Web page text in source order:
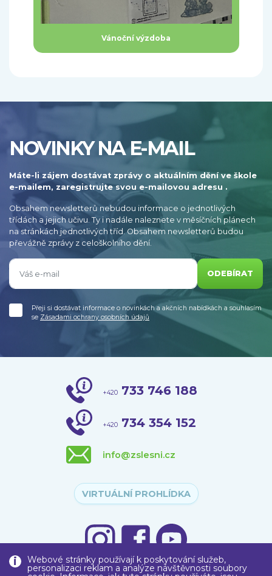
Webové stránky používají k poskytování služeb,
personalizaci reklam a analýze návštěvnosti soubory
Vánoční výzdoba
NOVINKY NA E-MAIL
Máte-li zájem dostávat zprávy o aktuálním dění ve škole
e-mailem, zaregistrujte svou e-mailovou adresu .
Obsahem newsletterů nebudou informace o jednotlivých
třídách a jejich učivu. Ty i nadále naleznete v měsíčních plánech
na stránkách jednotlivých tříd. Obsahem newsletterů budou
převážně zprávy z celoškolního dění.
ODEBÍRAT
Přeji si dostávat informace o novinkách a akčních nabídkách a souhlasím
se Zásadami ochrany osobních údajů
+420 733 746 188
+420 734 354 152
info@zslesni.cz
VIRTUÁLNÍ PROHLÍDKA